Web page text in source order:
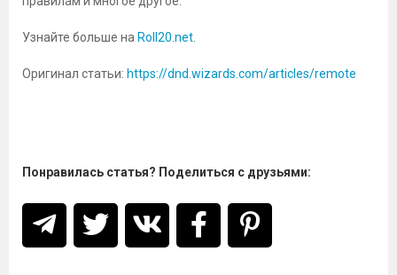
Узнайте больше на Roll20.net
Оригинал статьи: https://dnd.wizards.com/articles/remote
Понравилась статья? Поделиться с друзьями: